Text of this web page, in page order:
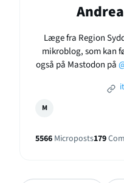
Læge fra Region
mikroblog, som kan
også på Mastodon på
M
5566 Microposts179